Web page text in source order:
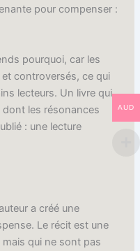
pour compenser :
pourquoi, car les
controversés, ce qui
lecteurs. Un livre qui
dont les résonances
: une lecture
a créé une
Le récit est une
qui ne sont pas
AUD